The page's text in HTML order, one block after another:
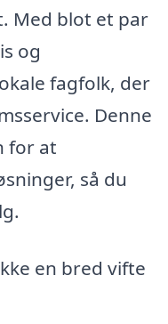
Med blot et par
og
fagfolk, der
Denne
for at
så du
en bred vifte